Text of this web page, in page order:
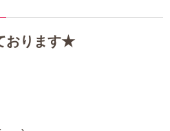
おります★